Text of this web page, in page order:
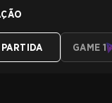
GAME 1